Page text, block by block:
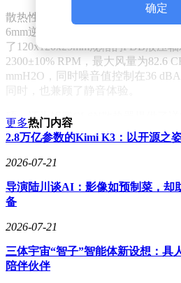
散热性能方面，鲲鹏CL6N采用了
6mm逆重力热管，能够有效提升热
了120x120x25mm规格的FDB液压
2300±10% RPM，最大风量为82.6
mmH2O，同时噪音值控制在36
同时，也兼顾了静音体验。
硕一还为鲲鹏CL6N散热器提供了详
了解其具体性能表现。无论是追求
重性价比的普通玩家，这款散热器
其正式上架，相信会在市场上掀起
确定
更多热门内容
2.8万亿参数的Kimi K3：以开源之
2026-07-21
导演陆川谈AI：影像如预制菜，却
备
2026-07-21
三体宇宙“智子”智能体新设想：具
陪伴伙伴